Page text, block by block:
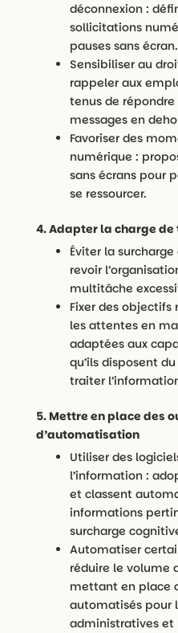
déconnexion :
sollicitations
pauses sans écran.
Sensibiliser au
rappeler aux
tenus de
messages en
Favoriser des
numérique :
sans écrans pour
se ressourcer.
4. Adapter la charge
Éviter la
revoir
multitâche
Fixer des objectifs
les attentes en
adaptées aux
qu’ils disposent
traiter
5. Mettre en place des
d’automatisation
Utiliser des
l’information :
et classent
informations
surcharge
Automatiser
réduire le volume
mettant en place
automatisés pour
administratives